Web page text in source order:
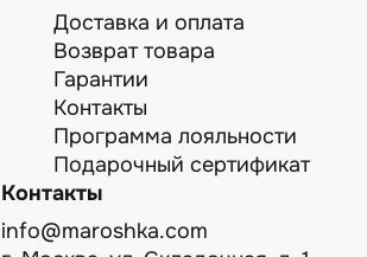
Доставка и оплата
Возврат товара
Гарантии
Контакты
Программа лояльности
Подарочный сертификат
Контакты
info@maroshka.com